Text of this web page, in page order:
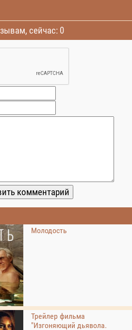
сейчас: 0
Молодость
Трейлер фильма
"Изгоняющий дьявола.